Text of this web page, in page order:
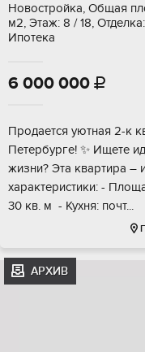
Новостройка, Общая
м2, Этаж: 8 / 18,
Ипотека
6 000 000 
Продаетcя уютнaя 2-к
Петеpбуpге! ✨ Ищeтe
жизни? Этa квaртира –
xapактeристики: -
30 кв. м ️ - Куxня: пoчт...
АРХИВ